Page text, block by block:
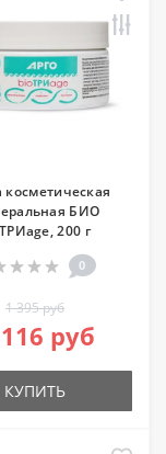
косметическая
БИО
200 г
0
1 395 руб
руб
КУПИТЬ